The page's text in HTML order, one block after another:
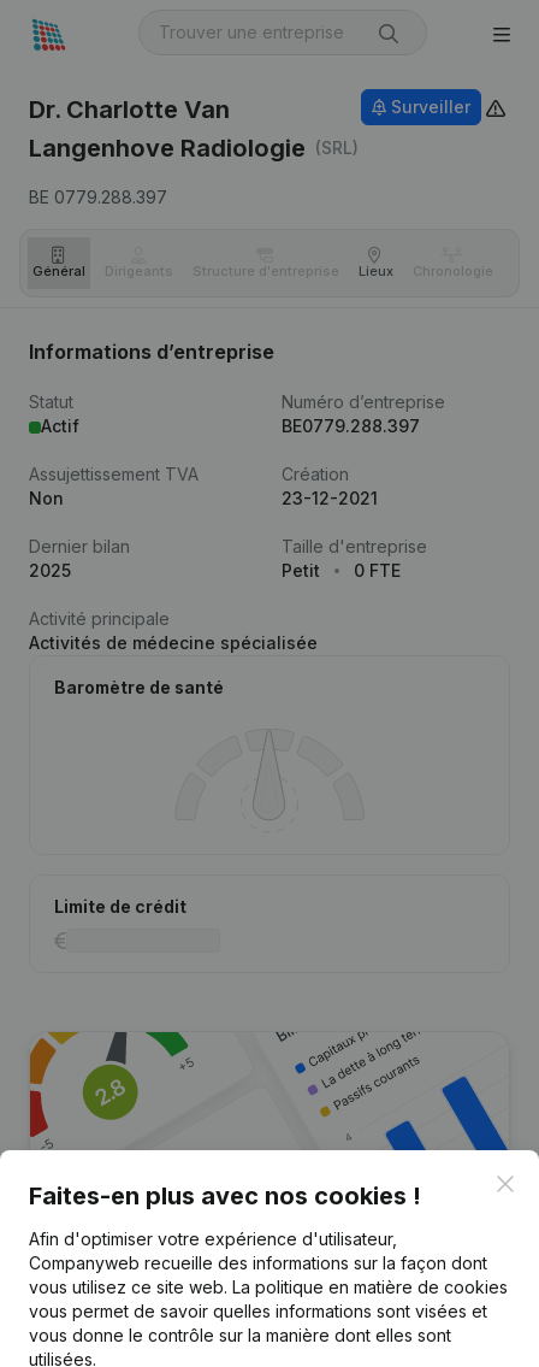
Dr. Charlotte Van
Langenhove Radiologie (SRL)
BE 0779.288.397
Surveiller
Général Dirigeants Structure d'entreprise Lieux Chronologie
Informations d’entreprise
Statut
Actif
Numéro d’entreprise
BE0779.288.397
Assujettissement TVA
Non
Création
23-12-2021
Dernier bilan
2025
Taille d'entreprise
Petit
0 FTE
Activité principale
Activités de médecine spécialisée
Baromètre de santé
Limite de crédit
Vous recherchez plus
d’informations sur cette entreprise
?
Faites-en plus avec nos cookies !
Afin d'optimiser votre expérience d'utilisateur,
Companyweb recueille des informations sur la façon dont
vous utilisez ce site web. La politique en matière de cookies
vous permet de savoir quelles informations sont visées et
vous donne le contrôle sur la manière dont elles sont
utilisées.